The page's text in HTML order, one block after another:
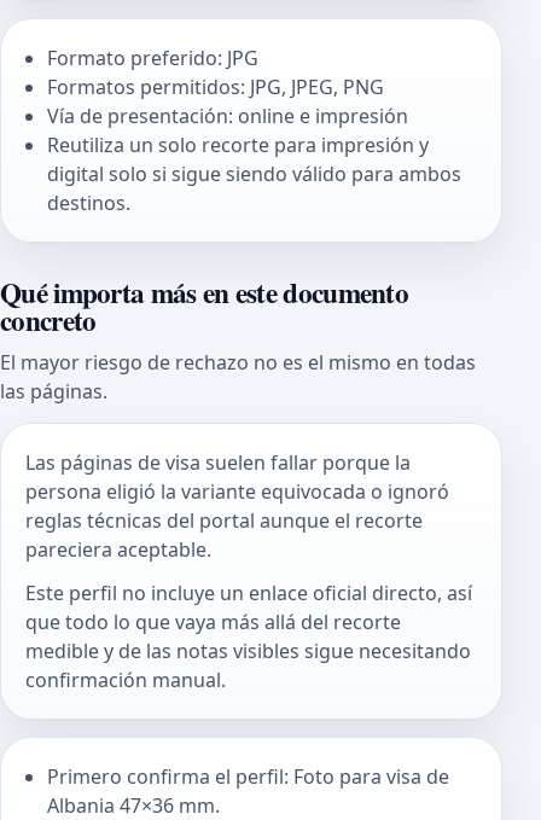
Formato preferido: JPG
Formatos permitidos: JPG, JPEG, PNG
Vía de presentación: online e impresión
Reutiliza un solo recorte para impresión y
digital solo si sigue siendo válido para ambos
destinos.
Qué importa más en este documento
concreto
El mayor riesgo de rechazo no es el mismo en todas
las páginas.
Las páginas de visa suelen fallar porque la
persona eligió la variante equivocada o ignoró
reglas técnicas del portal aunque el recorte
pareciera aceptable.
Este perfil no incluye un enlace oficial directo, así
que todo lo que vaya más allá del recorte
medible y de las notas visibles sigue necesitando
confirmación manual.
Primero confirma el perfil: Foto para visa de
Albania 47×36 mm.